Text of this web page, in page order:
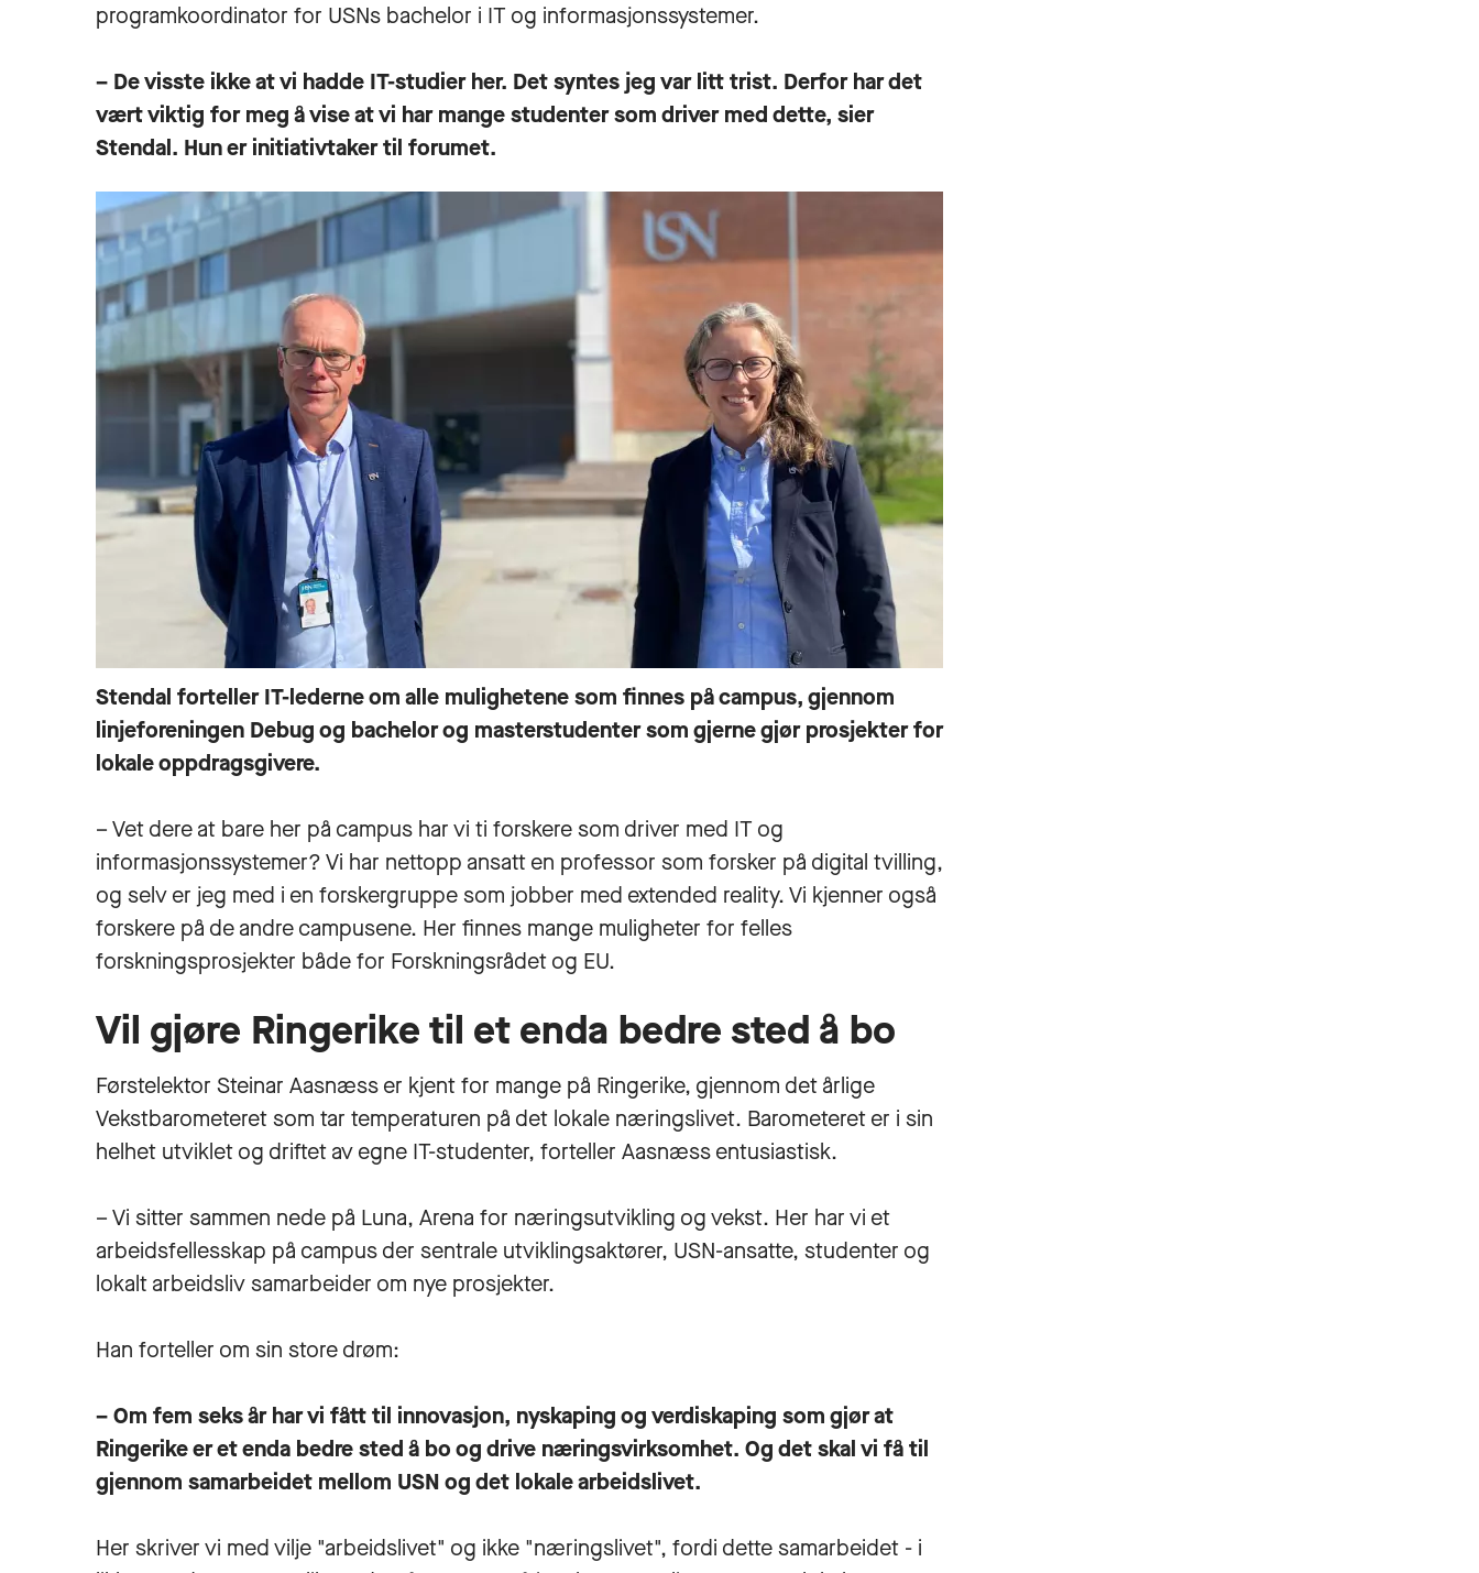
programkoordinator for USNs bachelor i IT og informasjonssystemer.
– De visste ikke at vi hadde IT-studier her. Det syntes jeg var litt trist. Derfor har det
vært viktig for meg å vise at vi har mange studenter som driver med dette, sier
Stendal. Hun er initiativtaker til forumet.
Stendal forteller IT-lederne om alle mulighetene som finnes på campus, gjennom
linjeforeningen Debug og bachelor og masterstudenter som gjerne gjør prosjekter for
lokale oppdragsgivere.
– Vet dere at bare her på campus har vi ti forskere som driver med IT og
informasjonssystemer? Vi har nettopp ansatt en professor som forsker på digital tvilling,
og selv er jeg med i en forskergruppe som jobber med extended reality. Vi kjenner også
forskere på de andre campusene. Her finnes mange muligheter for felles
forskningsprosjekter både for Forskningsrådet og EU.
Vil gjøre Ringerike til et enda bedre sted å bo
Førstelektor Steinar Aasnæss er kjent for mange på Ringerike, gjennom det årlige
Vekstbarometeret som tar temperaturen på det lokale næringslivet. Barometeret er i sin
helhet utviklet og driftet av egne IT-studenter, forteller Aasnæss entusiastisk.
– Vi sitter sammen nede på Luna, Arena for næringsutvikling og vekst. Her har vi et
arbeidsfellesskap på campus der sentrale utviklingsaktører, USN-ansatte, studenter og
lokalt arbeidsliv samarbeider om nye prosjekter.
Han forteller om sin store drøm:
– Om fem seks år har vi fått til innovasjon, nyskaping og verdiskaping som gjør at
Ringerike er et enda bedre sted å bo og drive næringsvirksomhet. Og det skal vi få til
gjennom samarbeidet mellom USN og det lokale arbeidslivet.
Her skriver vi med vilje "arbeidslivet" og ikke "næringslivet", fordi dette samarbeidet - i